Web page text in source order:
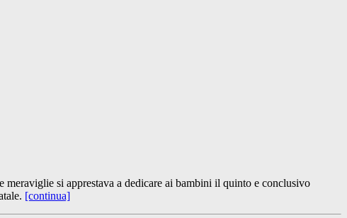
si apprestava a dedicare ai bambini il quinto e conclusivo
[continua]